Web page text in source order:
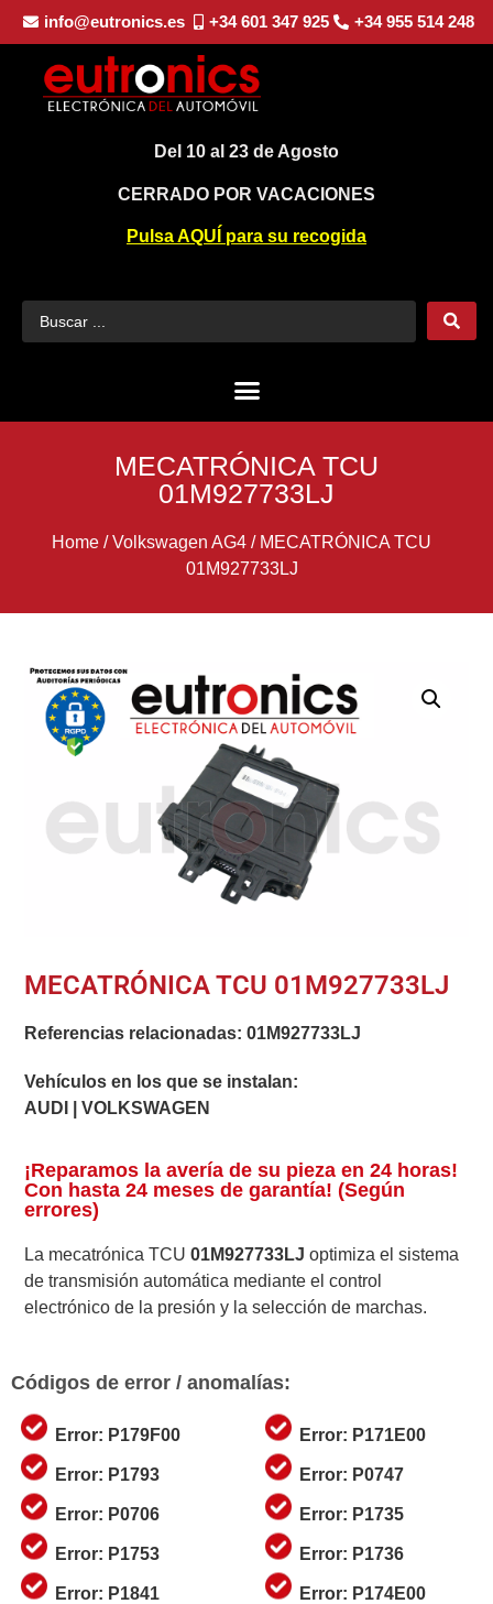
info@eutronics.es +34 601 347 925 +34 955 514 248
Del 10 al 23 de Agosto
CERRADO POR VACACIONES
Pulsa AQUÍ para su recogida
MECATRÓNICA TCU
01M927733LJ
Home /Volkswagen AG4 / MECATRÓNICA TCU
01M927733LJ
MECATRÓNICA TCU 01M927733LJ
Referencias relacionadas:01M927733LJ
Vehículos en los que se instalan:
AUDI | VOLKSWAGEN
¡Reparamos la avería de su pieza en 24 horas!
Con hasta 24 meses de garantía! (Según
errores)
La mecatrónica TCU01M927733LJ optimiza el sistema
de transmisión automática mediante el control
electrónico de la presión y la selección de marchas.
Códigos de error / anomalías:
Error: P179F00
Error: P1793
Error: P0706
Error: P1753
Error: P1841
Error: P171E00
Error: P0747
Error: P1735
Error: P1736
Error: P174E00